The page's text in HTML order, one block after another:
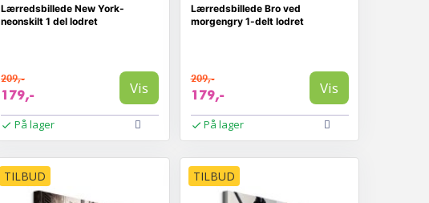
Lærredsbillede New York-
neonskilt 1 del lodret
209,-
179,- Vis
På lager
Lærredsbillede Bro ved
morgengry 1-delt lodret
209,-
179,- Vis
På lager
TILBUD TILBUD